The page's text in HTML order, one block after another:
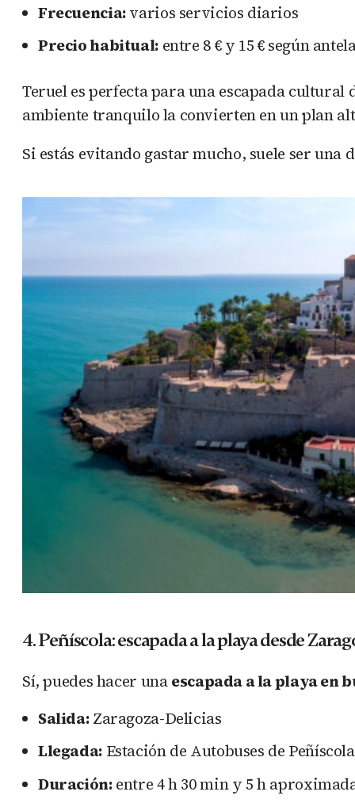
Frecuencia:varios servicios diarios
Precio habitual:entre 8 € y 15 € según
Teruel es perfecta para una escapada
ambiente tranquilo la convierten en un plan
Si estás evitando gastar mucho, suele ser una
4. Peñíscola: escapada a la playa desde
Sí, puedes hacer unaescapada a la playa en
Salida:Zaragoza-Delicias
Llegada:Estación de Autobuses de Peñíscola
Duración:entre 4 h 30 min y 5 h